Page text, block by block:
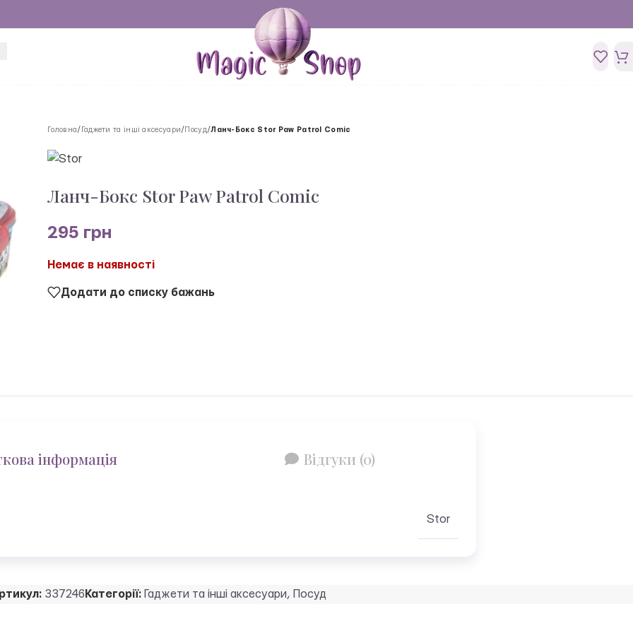
Головна / Гаджети та інші аксесуари / Посуд/Ланч-Бокс Stor Paw Patrol Comic
Ланч-Бокс Stor Paw Patrol Comic
295 грн
Немає в наявності
Додати до списку бажань
інформація Відгуки (0)
Stor
337246 Категорії: Гаджети та інші аксесуари, Посуд